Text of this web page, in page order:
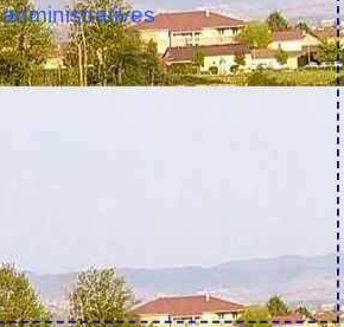
administratives